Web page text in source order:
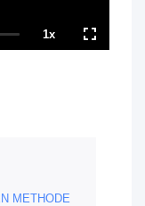
:
1xPlayback
Rate
METHODE